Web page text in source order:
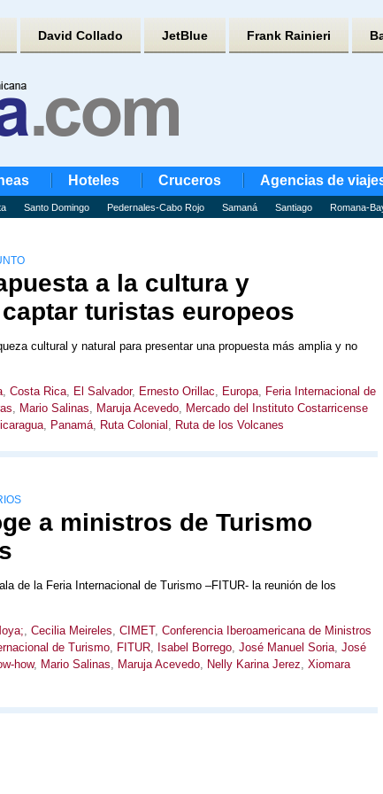
David Collado JetBlue Frank Rainieri
Hoteles Cruceros Agencias de
Santo Domingo Pedernales-Cabo Rojo Samaná Santiago Romana-
a la cultura y
turistas europeos
cultural y natural para presentar una propuesta más amplia y no
, Costa Rica, El Salvador, Ernesto Orillac, Europa, Feria Internacional de
, Mario Salinas, Maruja Acevedo, Mercado del Instituto Costarricense
, Panamá, Ruta Colonial , Ruta de los Volcanes
a ministros de Turismo
de la Feria Internacional de Turismo –FITUR- la reunión de los
, Cecilia Meireles, CIMET, Conferencia Iberoamericana de Ministros
de Turismo, FITUR, Isabel Borrego, José Manuel Soria, José
how, Mario Salinas, Maruja Acevedo, Nelly Karina Jerez, Xiomara